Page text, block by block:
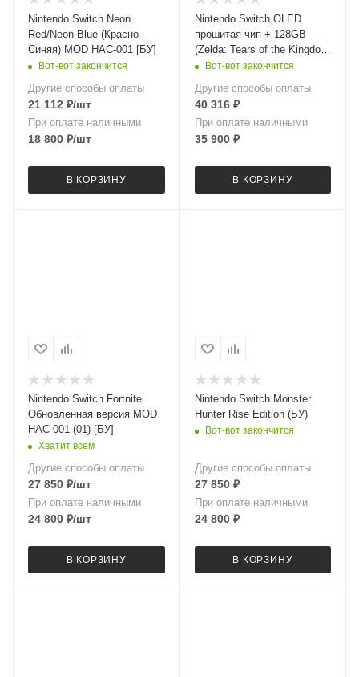
Nintendo Switch Neon
Red/Neon Blue (Красно-
Синяя) MOD HAC-001 [БУ]
Вот-вот закончится
Другие способы оплаты
21 112 ₽/шт
При оплате наличными
18 800 ₽/шт
В КОРЗИНУ
Nintendo Switch OLED
прошитая чип + 128GB
(Zelda: Tears of the Kingdom
Edition) [БУ]
Вот-вот закончится
Другие способы оплаты
40 316₽
При оплате наличными
35 900₽
В КОРЗИНУ
Nintendo Switch Fortnite
Обновленная версия MOD
HAC-001-(01) [БУ]
Хватит всем
Другие способы оплаты
27 850 ₽/шт
При оплате наличными
24 800 ₽/шт
В КОРЗИНУ
Nintendo Switch Monster
Hunter Rise Edition (БУ)
Вот-вот закончится
Другие способы оплаты
27 850₽
При оплате наличными
24 800₽
В КОРЗИНУ